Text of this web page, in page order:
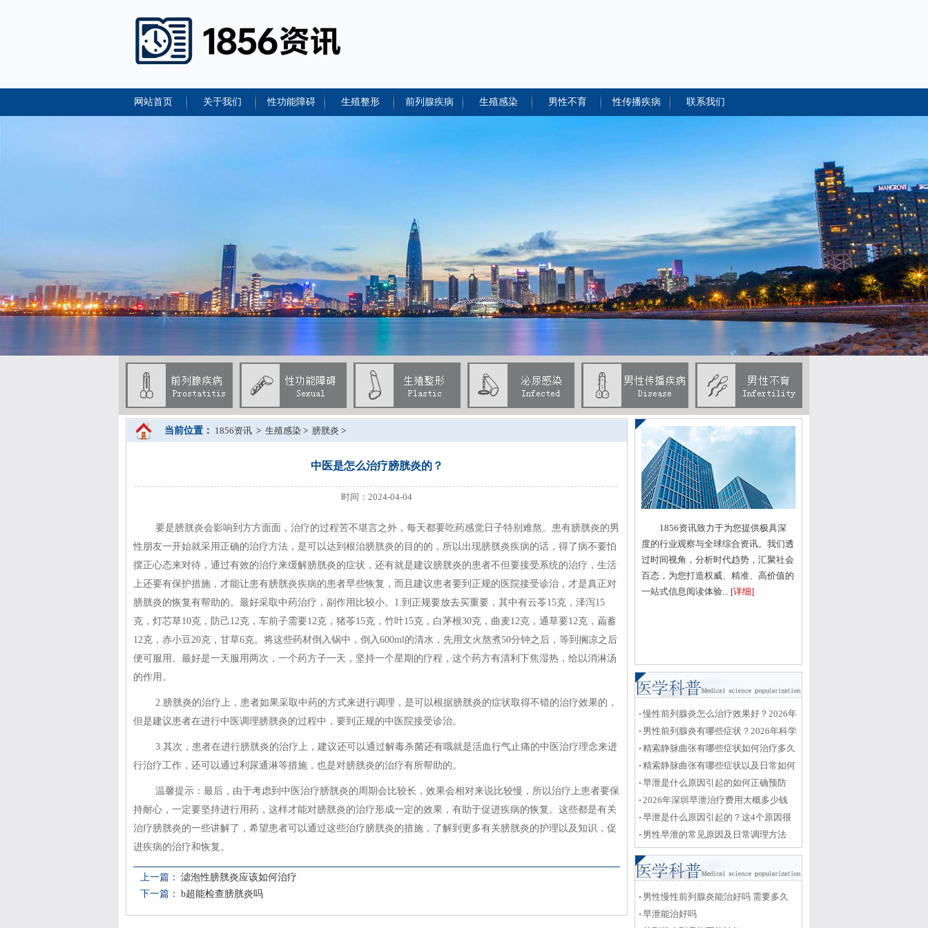
网站首页 关于我们 性功能障碍 生殖整形 前列腺疾病 生殖感染 男性不育 性传播疾病 联系我们
当前位置： 1856资讯 > 生殖感染 > 膀胱炎 >
中医是怎么治疗膀胱炎的？
时间：2024-04-04
要是膀胱炎会影响到方方面面，治疗的过程苦不堪言之外，每天都要吃药感觉日子特别难熬。患有膀胱炎的男
性朋友一开始就采用正确的治疗方法，是可以达到根治膀胱炎的目的的，所以出现膀胱炎疾病的话，得了病不要怕
摆正心态来对待，通过有效的治疗来缓解膀胱炎的症状，还有就是建议膀胱炎的患者不但要接受系统的治疗，生活
上还要有保护措施，才能让患有膀胱炎疾病的患者早些恢复，而且建议患者要到正规的医院接受诊治，才是真正对
膀胱炎的恢复有帮助的。最好采取中药治疗，副作用比较小。1.到正规要放去买重要，其中有云苓15克，泽泻15
克，灯芯草10克，防己12克，车前子需要12克，猪苓15克，竹叶15克，白茅根30克，曲麦12克，通草要12克，萹蓄
12克，赤小豆20克，甘草6克。将这些药材倒入锅中，倒入600ml的清水，先用文火熬煮50分钟之后，等到搁凉之后
便可服用。最好是一天服用两次，一个药方子一天，坚持一个星期的疗程，这个药方有清利下焦湿热，给以消淋汤
的作用。
2.膀胱炎的治疗上，患者如果采取中药的方式来进行调理，是可以根据膀胱炎的症状取得不错的治疗效果的，
但是建议患者在进行中医调理膀胱炎的过程中，要到正规的中医院接受诊治。
3.其次，患者在进行膀胱炎的治疗上，建议还可以通过解毒杀菌还有哦就是活血行气止痛的中医治疗理念来进
行治疗工作，还可以通过利尿通淋等措施，也是对膀胱炎的治疗有所帮助的。
温馨提示：最后，由于考虑到中医治疗膀胱炎的周期会比较长，效果会相对来说比较慢，所以治疗上患者要保
持耐心，一定要坚持进行用药，这样才能对膀胱炎的治疗形成一定的效果，有助于促进疾病的恢复。这些都是有关
治疗膀胱炎的一些讲解了，希望患者可以通过这些治疗膀胱炎的措施，了解到更多有关膀胱炎的护理以及知识，促
进疾病的治疗和恢复。
上一篇： 滤泡性膀胱炎应该如何治疗
下一篇： b超能检查膀胱炎吗
1856资讯致力于为您提供极具深
度的行业观察与全球综合资讯。我们透
过时间视角，分析时代趋势，汇聚社会
百态，为您打造权威、精准、高价值的
一站式信息阅读体验...
[详细]
慢性前列腺炎怎么治疗效果好？2026年
最新药物与生活调理方案
男性前列腺炎有哪些症状？2026年科学
治疗与日常护理全攻略
精索静脉曲张有哪些症状如何治疗多久
能恢复
精索静脉曲张有哪些症状以及日常如何
护理恢复
早泄是什么原因引起的如何正确预防
2026年深圳早泄治疗费用大概多少钱
早泄是什么原因引起的？这4个原因很
关键
男性早泄的常见原因及日常调理方法
男性慢性前列腺炎能治好吗 需要多久
早泄能治好吗